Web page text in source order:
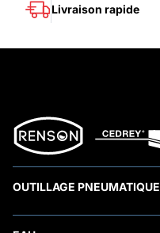
Livraison rapide
OUTILLAGE PNEUMATIQUE